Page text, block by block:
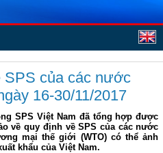
SPS của các nước
16-30/11/2017
SPS Việt Nam đã tổng hợp được
về quy định về SPS của các nước
mại thế giới (WTO) có thể ảnh
khẩu của Việt Nam.